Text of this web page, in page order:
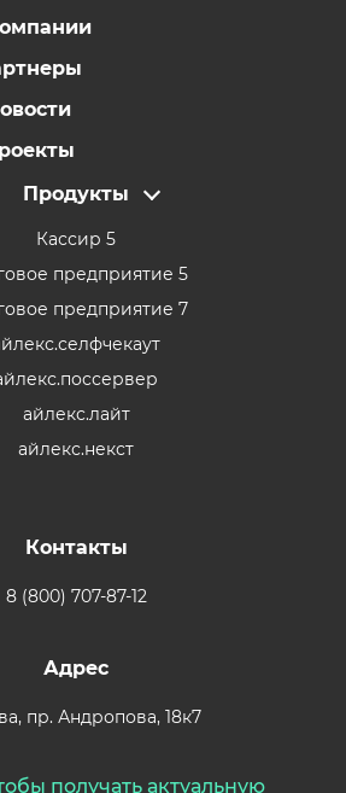
Продукты
Кассир 5
предприятие 5
предприятие 7
айлекс.лайт
айлекс.некст
Контакты
8 (800) 707-87-12
Адрес
пр. Андропова, 18к7
получать актуальную